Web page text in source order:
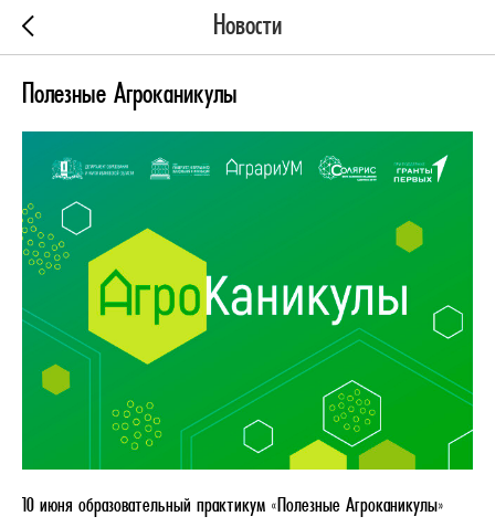
Новости
Полезные Агроканикулы
10 июня образовательный практикум «Полезные Агроканикулы»